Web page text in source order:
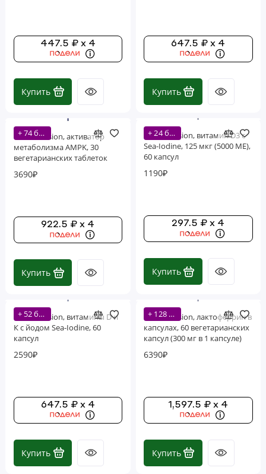
447.5 ₽ x 4
Купить
647.5 ₽ x 4
Купить
+ 74 бонусов
Life Extension, активатор
метаболизма AMPK, 30
вегетарианских таблеток
3690₽
922.5 ₽ x 4
Купить
+ 24 бонусов
Life Extension, витамин D3 с
Sea-Iodine, 125 мкг (5000 МЕ),
60 капсул
1190₽
297.5 ₽ x 4
Купить
+ 52 бонусов
Life Extension, витамины D и
К с йодом Sea-Iodine, 60
капсул
2590₽
647.5 ₽ x 4
Купить
+ 128 бонусов
Life Extension, лактоферрин в
капсулах, 60 вегетарианских
капсул (300 мг в 1 капсуле)
6390₽
1,597.5 ₽ x 4
Купить